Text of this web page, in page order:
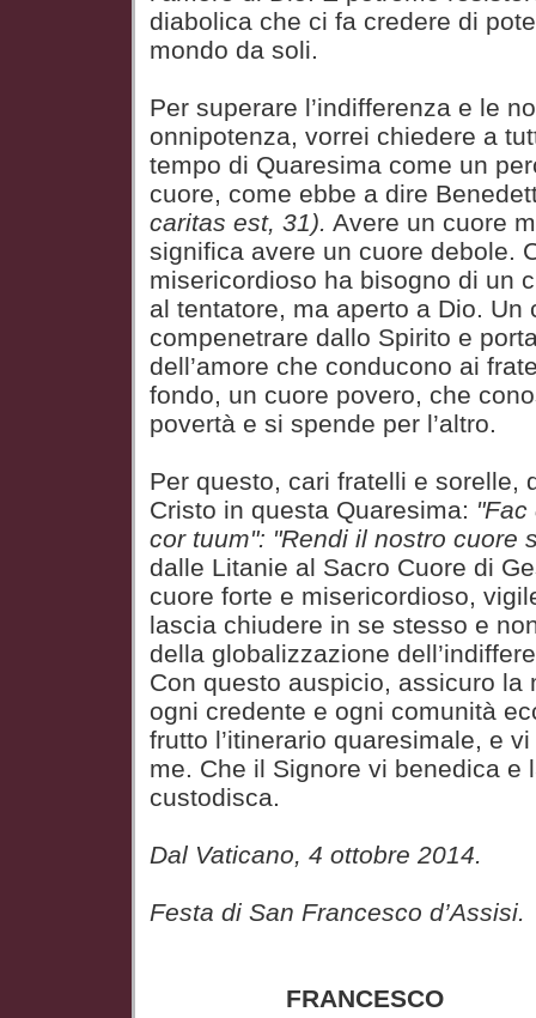
diabolica che ci fa credere di
mondo da soli.
Per superare l’indifferenza e le
onnipotenza, vorrei chiedere a
tempo di Quaresima come un
cuore, come ebbe a dire
caritas est, 31). Avere un cuore
significa avere un cuore debole.
misericordioso ha bisogno di un
al tentatore, ma aperto a Dio. Un
compenetrare dallo Spirito e
dell’amore che conducono ai
fondo, un cuore povero, che
povertà e si spende per l’altro.
Per questo, cari fratelli e sorelle,
Cristo in questa Quaresima: "Fac
cor tuum": "Rendi il nostro cuore
dalle Litanie al Sacro Cuore di
cuore forte e misericordioso,
lascia chiudere in se stesso e
della globalizzazione
Con questo auspicio, assicuro la
ogni credente e ogni comunità
frutto l’itinerario quaresimale, e
me. Che il Signore vi benedica e
custodisca.
Dal Vaticano, 4 ottobre 2014.
Festa di San Francesco d’Assisi.
FRANCESCO